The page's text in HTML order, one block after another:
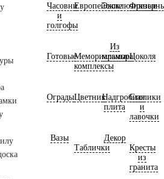
Часовни
и
голгофы
ЕвропейскиеЭксклюзивные
ГотовыеМемориальные
комплексы
Из
мрамораЦоколя
ОградыЦветникНадгробная
плита
Столики
и
лавочки
Вазы
Таблички
Декор
Кресты
из
гранита